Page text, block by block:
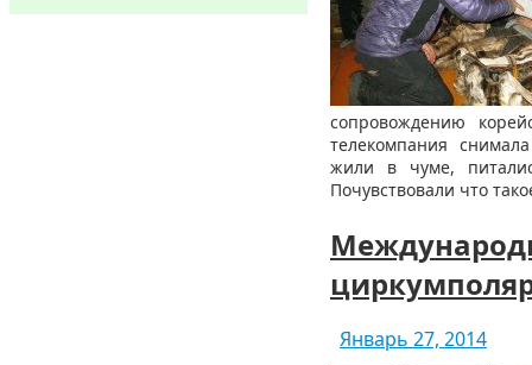
сопровождению
телекомпания
жили в чуме,
Почувствовали что
Январь 27, 2014